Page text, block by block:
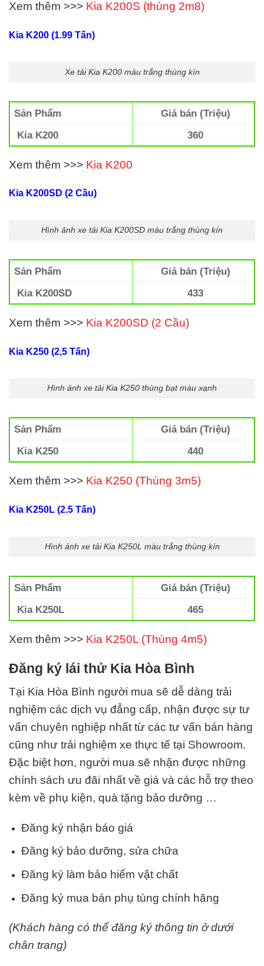
Xem thêm >>> Kia K200S (thùng 2m8)
Kia K200 (1.99 Tấn)
Xe tải Kia K200 màu trắng thùng kín
Sản Phẩm
Giá bán (Triệu)
Kia K200
360
Xem thêm >>> Kia K200
Kia K200SD (2 Cầu)
Hình ảnh xe tải Kia K200SD màu trắng thùng kín
Sản Phẩm
Giá bán (Triệu)
Kia K200SD
433
Xem thêm >>> Kia K200SD (2 Cầu)
Kia K250 (2,5 Tấn)
Hình ảnh xe tải Kia K250 thùng bạt màu xanh
Sản Phẩm
Giá bán (Triệu)
Kia K250
440
Xem thêm >>> Kia K250 (Thùng 3m5)
Kia K250L (2.5 Tấn)
Hình ảnh xe tải Kia K250L màu trắng thùng kín
Sản Phẩm
Giá bán (Triệu)
Kia K250L
465
Xem thêm >>> Kia K250L (Thùng 4m5)
Đăng ký lái thử Kia Hòa Bình
Tại Kia Hòa Bình người mua sẽ dễ dàng trải
nghiệm các dịch vụ đẳng cấp, nhận được sự tư
vấn chuyên nghiệp nhất từ các tư vấn bán hàng
cũng như trải nghiệm xe thực tế tại Showroom.
Đặc biệt hơn, người mua sẽ nhận được những
chính sách ưu đãi nhất về giá và các hỗ trợ theo
kèm về phụ kiện, quà tặng bảo dưỡng …
Đăng ký nhận báo giá
Đăng ký bảo dưỡng, sửa chữa
Đăng ký làm bảo hiểm vật chất
Đăng ký mua bán phụ tùng chính hãng
(Khách hàng có thể đăng ký thông tin ở dưới
chân trang)